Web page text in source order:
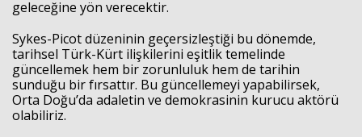
geleceğine yön verecektir.
Sykes-Picot düzeninin geçersizleştiği bu dönemde,
tarihsel Türk-Kürt ilişkilerini eşitlik temelinde
güncellemek hem bir zorunluluk hem de tarihin
sunduğu bir fırsattır. Bu güncellemeyi yapabilirsek,
Orta Doğu’da adaletin ve demokrasinin kurucu aktörü
olabiliriz.